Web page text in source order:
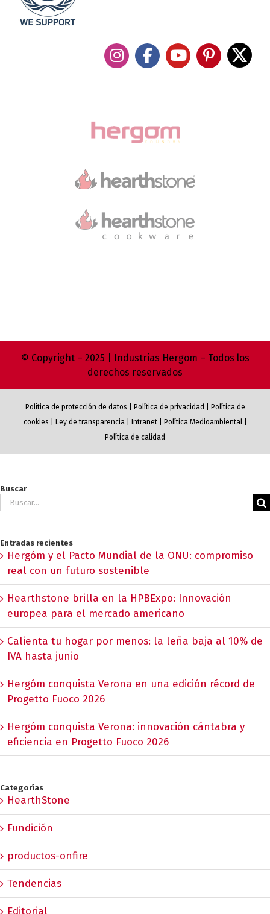
© Copyright – 2025 | Industrias Hergom – Todos los
derechos reservados
Política de protección de datos Política de privacidad
Política de
cookies
Ley de transparencia| Intranet| Política Medioambiental|
Política de calidad
Buscar
Buscar:
Entradas recientes
Hergóm y el Pacto Mundial de la ONU: compromiso
real con un futuro sostenible
Hearthstone brilla en la HPBExpo: Innovación
europea para el mercado americano
Calienta tu hogar por menos: la leña baja al 10% de
IVA hasta junio
Hergóm conquista Verona en una edición récord de
Progetto Fuoco 2026
Hergóm conquista Verona: innovación cántabra y
eficiencia en Progetto Fuoco 2026
Categorías
HearthStone
Fundición
productos-onfire
Tendencias
Editorial